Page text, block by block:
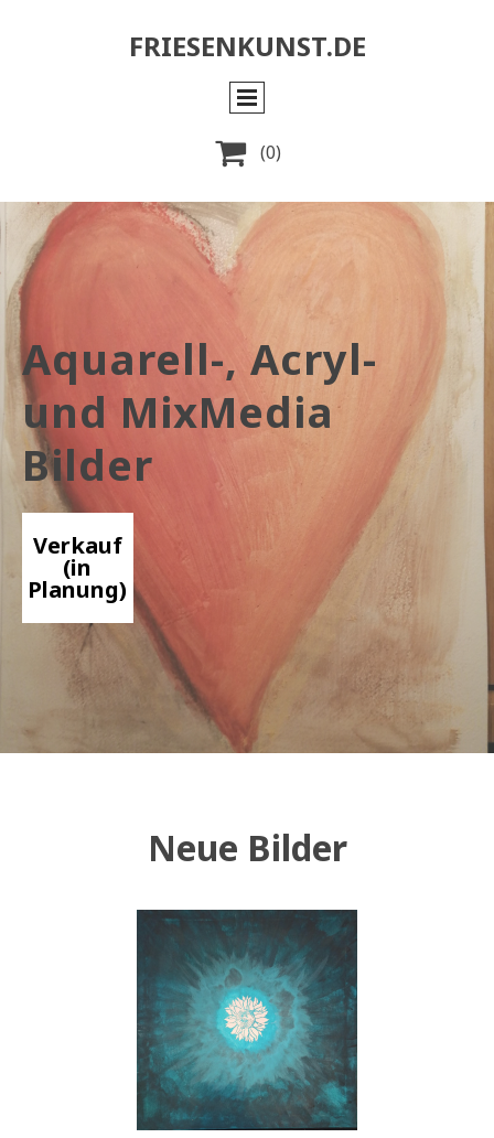
FRIESENKUNST.DE
 (0)
Aquarell-, Acryl-
und MixMedia
Bilder
Verkauf
(in
Planung)
Neue Bilder